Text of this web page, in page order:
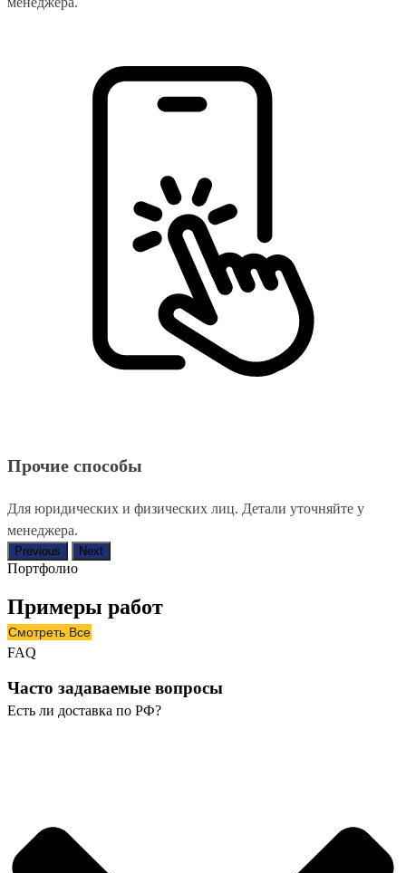
Прочие способы
Для юридических и физических лиц. Детали уточняйте у
менеджера.
Previous Next
Портфолио
Примеры работ
Смотреть Все
FAQ
Часто задаваемые вопросы
Есть ли доставка по РФ?